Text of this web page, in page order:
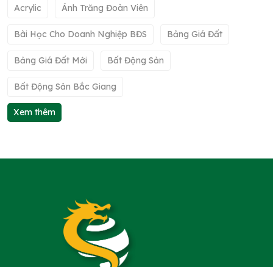
Acrylic Ánh Trăng Đoàn Viên
Bài Học Cho Doanh Nghiệp BĐS Bảng Giá Đất
Bảng Giá Đất Mới Bất Động Sản
Bất Động Sản Bắc Giang
Xem thêm